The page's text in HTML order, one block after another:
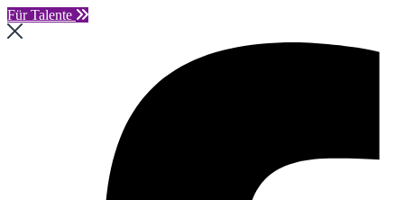
Für Talente